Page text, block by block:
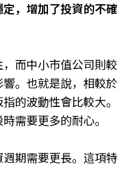
，增加了投資的不確
而中小市值公司則較
。也就是說，相較於
的波動性會比較大。
需要更多的耐心。
期需要更長。這項特